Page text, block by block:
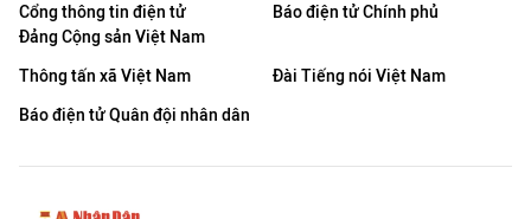
Cổng thông tin điện tử
Đảng Cộng sản Việt Nam
Báo điện tử Chính phủ
Thông tấn xã Việt Nam
Đài Tiếng nói Việt Nam
Báo điện tử Quân đội nhân dân